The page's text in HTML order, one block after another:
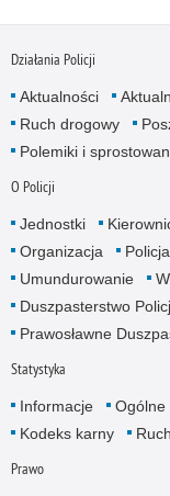
Działania Policji
Aktualności
Ruch drogowy
Polemiki i
O Policji
Jednostki
Organizacja
Umundurowanie
Duszpasterstwo
Prawosławne
Statystyka
Informacje Ogólne
Kodeks karny
Prawo